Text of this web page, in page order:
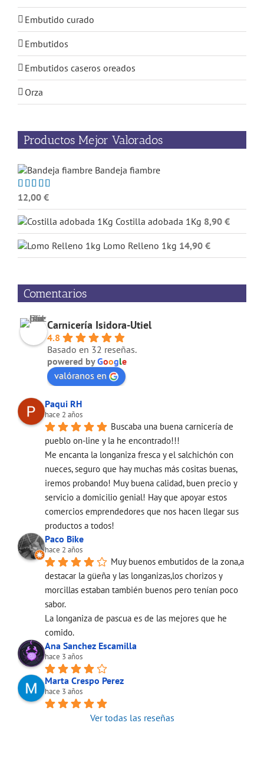
Embutido curado
Embutidos
Embutidos caseros oreados
Orza
Productos Mejor Valorados
Bandeja fiambre
Valorado
con5.00de
5
12,00 €
Costilla adobada 1Kg 8,90 €
Lomo Relleno 1kg 14,90 €
Comentarios
Carnicería Isidora-Utiel
4.8
Basado en 32 reseñas.
powered byGoogle
valóranos en
Paqui RH
hace 2 años
Buscaba una buena carnicería de
pueblo on-line y la he encontrado!!!
Me encanta la longaniza fresca y el salchichón con
nueces, seguro que hay muchas más cositas buenas,
iremos probando! Muy buena calidad, buen precio y
servicio a domicilio genial! Hay que apoyar estos
comercios emprendedores que nos hacen llegar sus
productos a todos!
Paco Bike
hace 2 años
Muy buenos embutidos de la zona,a
destacar la güeña y las longanizas,los chorizos y
morcillas estaban también buenos pero tenían poco
sabor.
La longaniza de pascua es de las mejores que he
comido.
Ana Sanchez Escamilla
hace 3 años
Marta Crespo Perez
hace 3 años
Ver todas las reseñas